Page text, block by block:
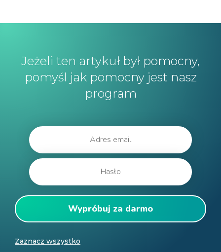
Jeżeli ten artykuł był pomocny,
pomyśl jak pomocny jest nasz
program
Zaznacz wszystko